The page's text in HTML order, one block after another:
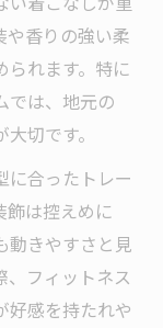
や香りの強い柔
られます。特に
では、地元の
切です。
に合ったトレー
飾は控えめに
動きやすさと見
、フィットネス
好感を持たれや